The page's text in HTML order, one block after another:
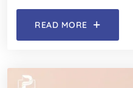
READ MORE